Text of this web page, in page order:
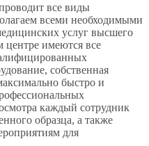
все виды
всеми необходимыми
услуг высшего
центре имеются все
собственная
быстро и
каждый сотрудник
образца, а также
для